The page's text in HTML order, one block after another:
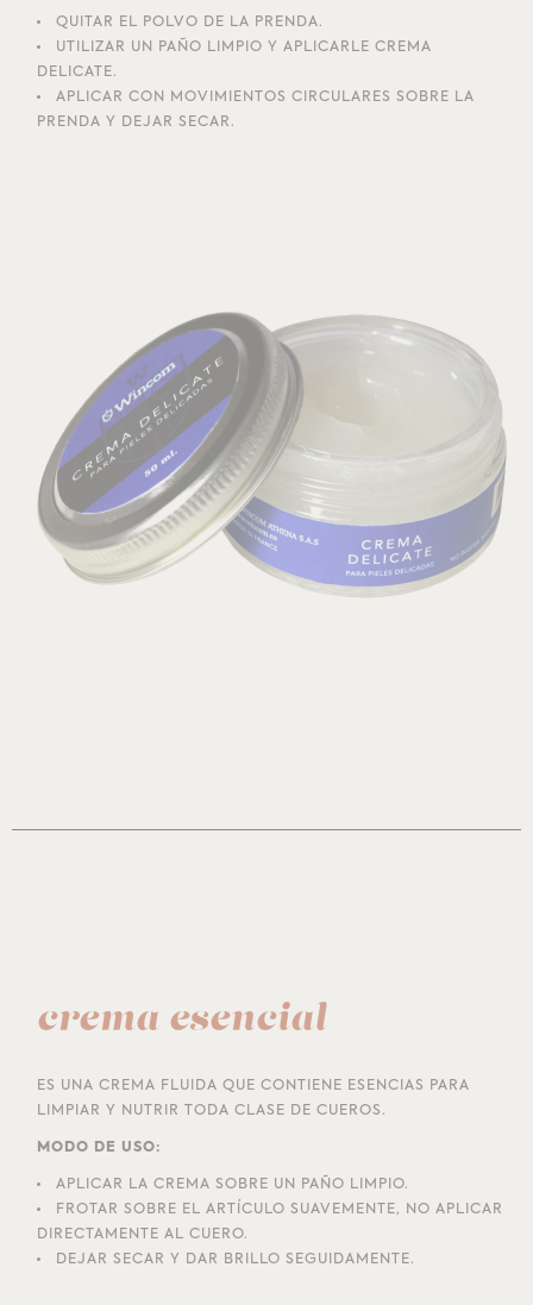
QUITAR EL POLVO DE LA PRENDA.
UTILIZAR UN PAÑO LIMPIO Y APLICARLE CREMA
DELICATE.
APLICAR CON MOVIMIENTOS CIRCULARES SOBRE LA
PRENDA Y DEJAR SECAR.
crema esencial
ES UNA CREMA FLUIDA QUE CONTIENE ESENCIAS PARA
LIMPIAR Y NUTRIR TODA CLASE DE CUEROS.
MODO DE USO:
APLICAR LA CREMA SOBRE UN PAÑO LIMPIO.
FROTAR SOBRE EL ARTÍCULO SUAVEMENTE, NO APLICAR
DIRECTAMENTE AL CUERO.
DEJAR SECAR Y DAR BRILLO SEGUIDAMENTE.